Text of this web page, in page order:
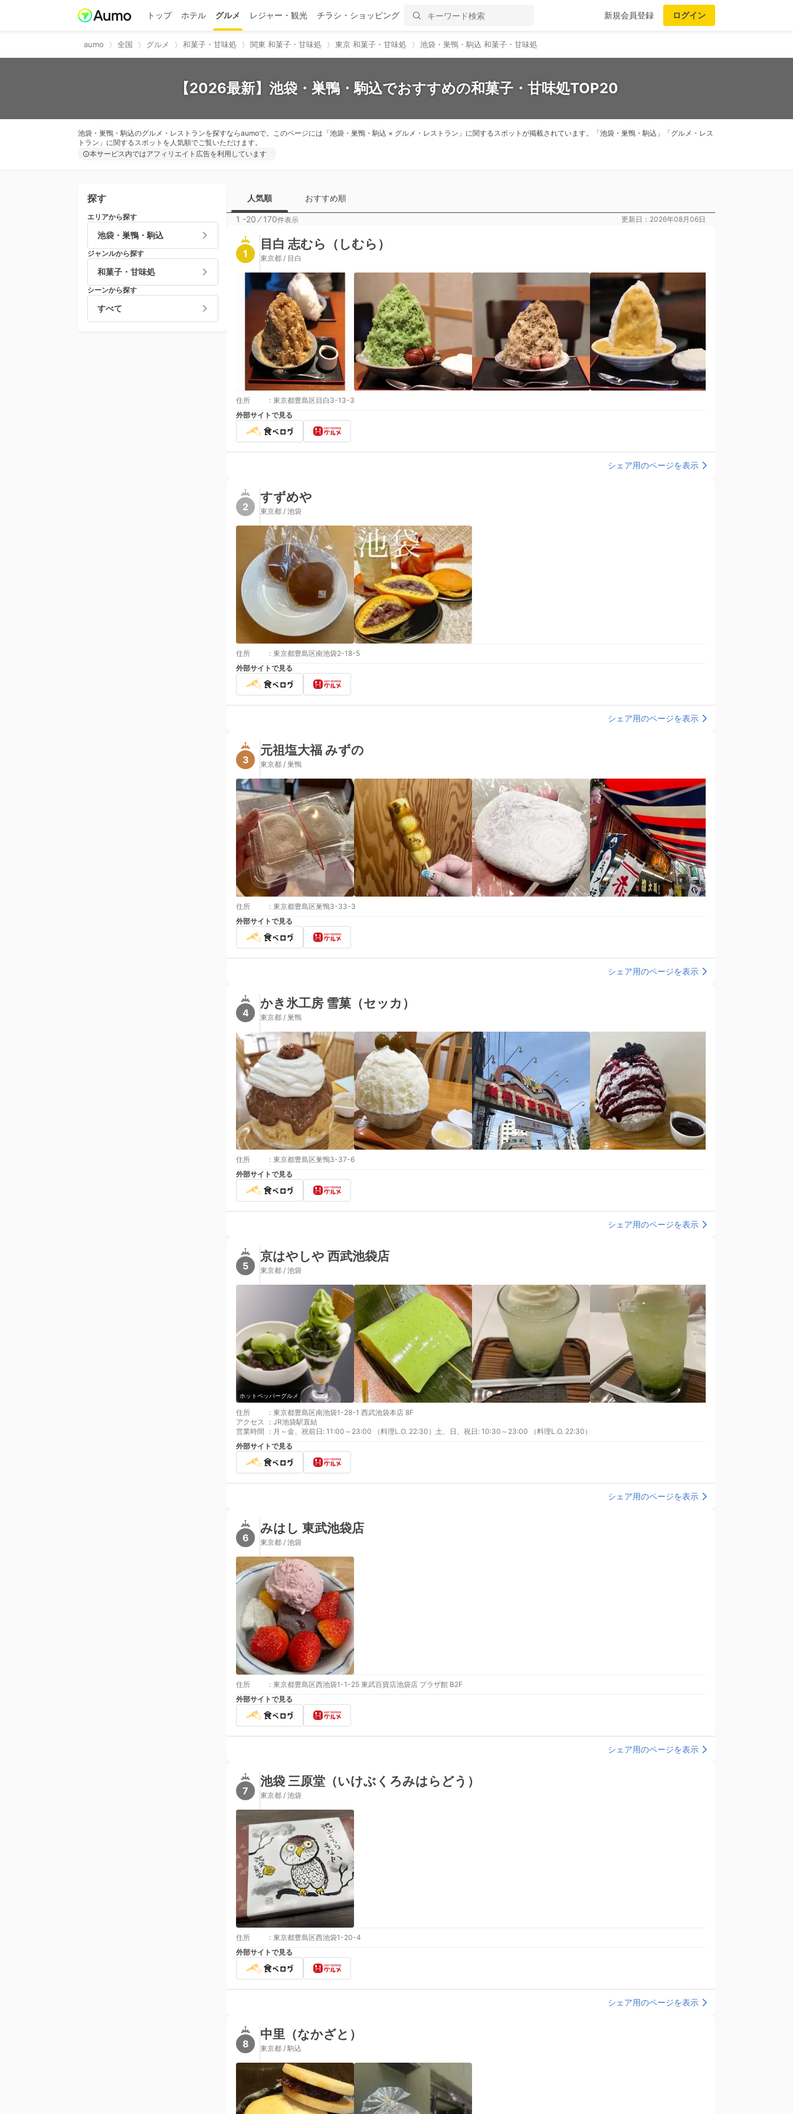
トップ ホテル グルメ レジャー・観光 チラシ・ショッピング 新規会員登録 ログイン
aumo 全国 グルメ 和菓子・甘味処 関東 和菓子・甘味処 東京 和菓子・甘味処 池袋・巣鴨・駒込 和菓子・甘味処
【2026最新】池袋・巣鴨・駒込でおすすめの和菓子・甘味処TOP20
池袋・巣鴨・駒込のグルメ・レストランを探すならaumoで。このページには「池袋・巣鴨・駒込 × グルメ・レストラン」に関するスポットが掲載されています。「池袋・巣鴨・駒込」「グルメ・レス
トラン」に関するスポットを人気順でご覧いただけます。
本サービス内ではアフィリエイト広告を利用しています
探す
エリアから探す
池袋・巣鴨・駒込
ジャンルから探す
和菓子・甘味処
シーンから探す
すべて
人気順 おすすめ順
1 -20 ⁄170件表示 更新日：2026年08月06日
1
目白 志むら（しむら）
東京都 / 目白
住所 : 東京都豊島区目白3-13-3
外部サイトで見る
シェア用のページを表示
2
すずめや
東京都 / 池袋
住所 : 東京都豊島区南池袋2-18-5
外部サイトで見る
シェア用のページを表示
3
元祖塩大福 みずの
東京都 / 巣鴨
住所 : 東京都豊島区巣鴨3-33-3
外部サイトで見る
シェア用のページを表示
4
かき氷工房 雪菓（セッカ）
東京都 / 巣鴨
住所 : 東京都豊島区巣鴨3-37-6
外部サイトで見る
シェア用のページを表示
5
京はやしや 西武池袋店
東京都 / 池袋
ホットペッパーグルメ
住所 : 東京都豊島区南池袋1-28-1 西武池袋本店 8F
アクセス
: JR池袋駅直結
営業時間
: 月～金、祝前日: 11:00～23:00 （料理L.O. 22:30）土、日、祝日: 10:30～23:00 （料理L.O. 22:30）
外部サイトで見る
シェア用のページを表示
6
みはし 東武池袋店
東京都 / 池袋
住所 : 東京都豊島区西池袋1-1-25 東武百貨店池袋店 プラザ館 B2F
外部サイトで見る
シェア用のページを表示
7
池袋 三原堂（いけぶくろみはらどう）
東京都 / 池袋
住所 : 東京都豊島区西池袋1-20-4
外部サイトで見る
シェア用のページを表示
8
中里（なかざと）
東京都 / 駒込